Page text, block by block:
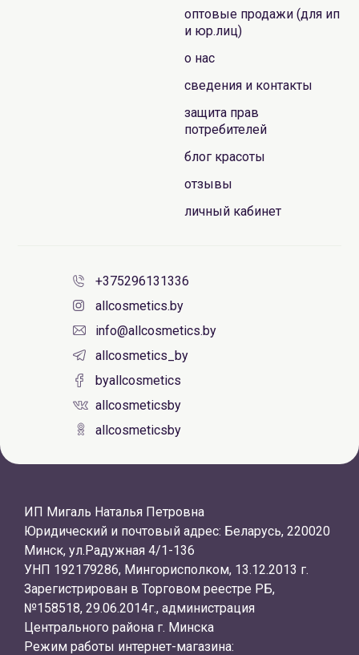
оптовые продажи (для ип
и юр.лиц)
о нас
сведения и контакты
защита прав
потребителей
блог красоты
отзывы
личный кабинет
+375296131336
allcosmetics.by
info@allcosmetics.by
allcosmetics_by
byallcosmetics
allcosmeticsby
allcosmeticsby
ИП Мигаль Наталья Петровна
Юридический и почтовый адрес: Беларусь, 220020
Минск, ул.Радужная 4/1-136
УНП 192179286, Мингорисполком, 13.12.2013 г.
Зарегистрирован в Торговом реестре РБ,
№158518, 29.06.2014г., администрация
Центрального района г. Минска
Режим работы интернет-магазина: